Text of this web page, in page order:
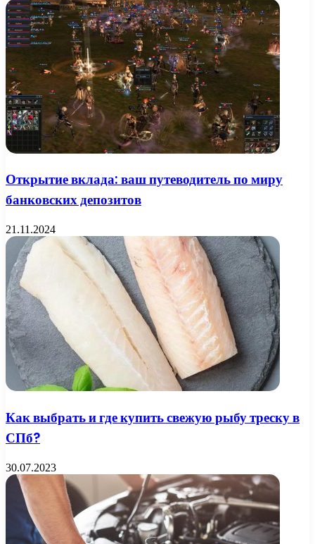
Открытие вклада: ваш путеводитель по миру
банковских депозитов
21.11.2024
Как выбрать и где купить свежую рыбу треску в
СПб?
30.07.2023